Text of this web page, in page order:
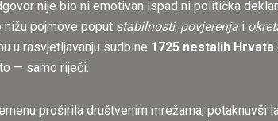
nije bio ni emotivan ispad ni politička
nižu pojmove poput stabilnosti, povjerenja i
u rasvjetljavanju sudbine 1725 nestalih Hrvata
— samo riječi.
proširila društvenim mrežama, potaknuvši